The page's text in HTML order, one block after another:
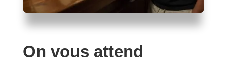
On vous attend